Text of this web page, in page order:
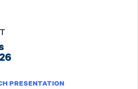
PRESENTATION